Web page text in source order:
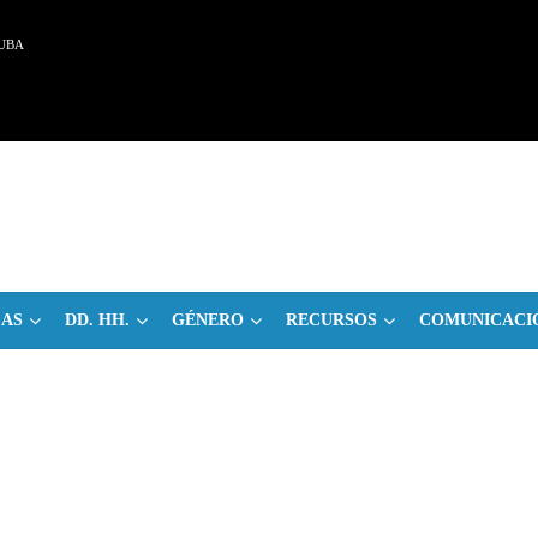
DD. HH. GÉNERO RECURSOS